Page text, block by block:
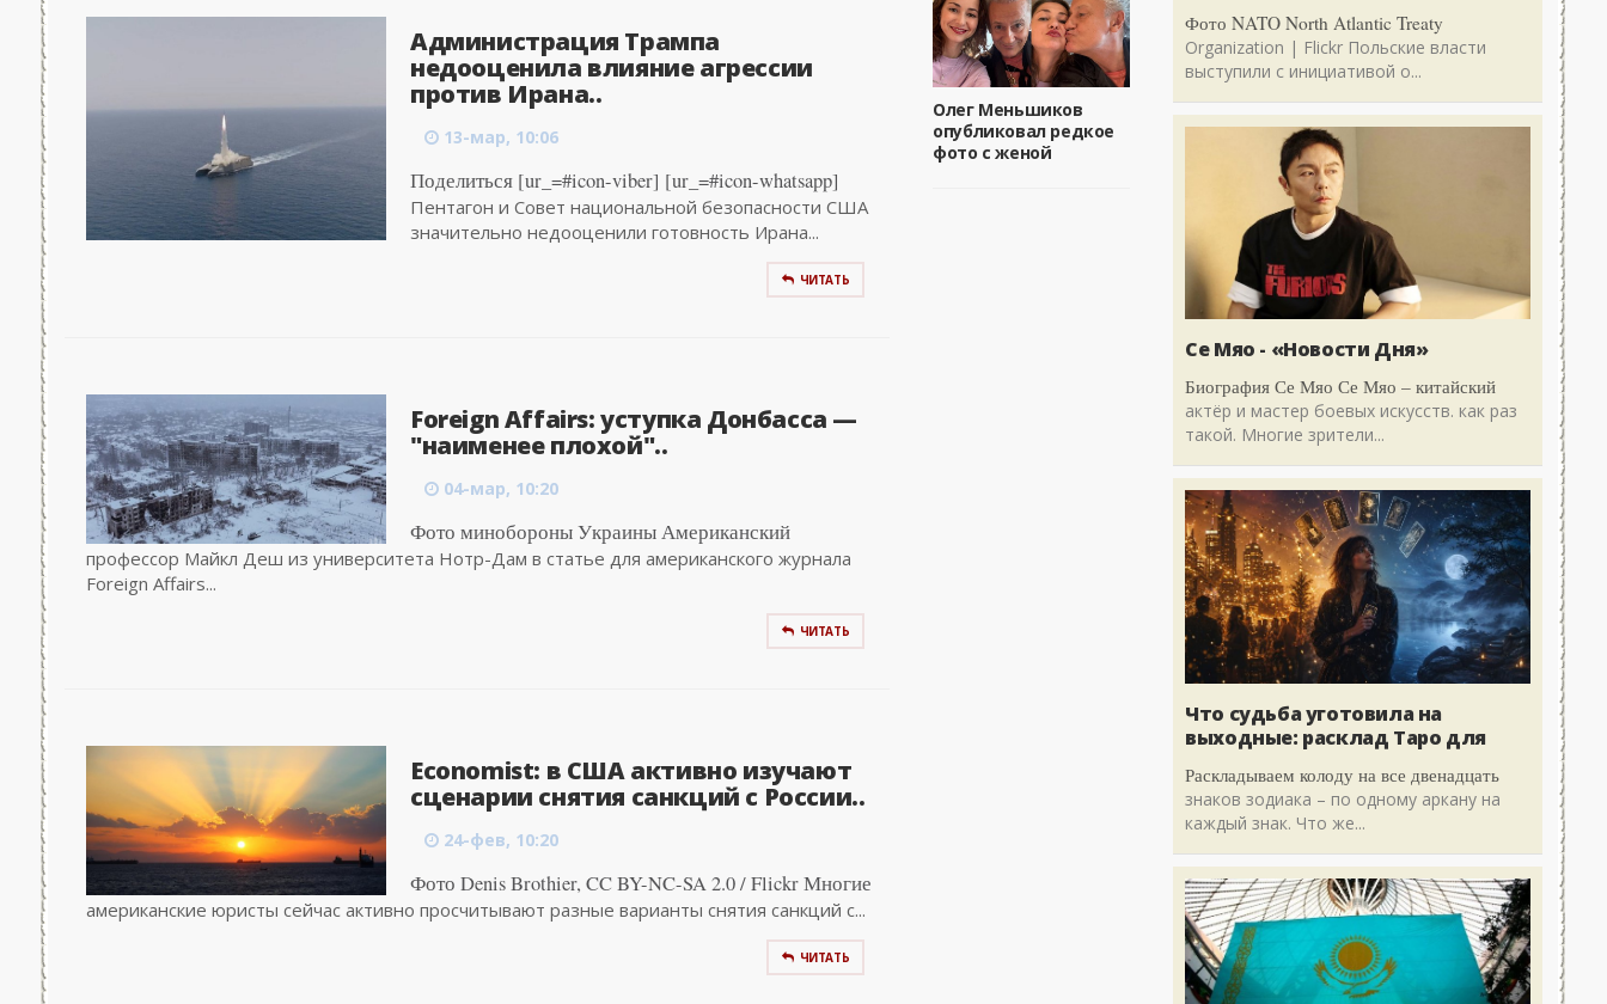
Администрация Трампа
недооценила влияние агрессии
против Ирана..
13-мар, 10:06
Поделиться [ur_=#icon-viber] [ur_=#icon-whatsapp]
Пентагон и Совет национальной безопасности США
значительно недооценили готовность Ирана...
ЧИТАТЬ
Foreign Affairs: уступка Донбасса —
"наименее плохой"..
04-мар, 10:20
Фото минобороны Украины Американский
профессор Майкл Деш из университета Нотр-Дам в статье для американского журнала
Foreign Affairs...
ЧИТАТЬ
Economist: в США активно изучают
сценарии снятия санкций с России..
24-фев, 10:20
Фото Denis Brothier, CC BY-NC-SA 2.0 / Flickr Многие
американские юристы сейчас активно просчитывают разные варианты снятия санкций с...
ЧИТАТЬ
Олег Меньшиков
опубликовал редкое
фото с женой
Фото NATO North Atlantic Treaty
Organization | Flickr Польские власти
выступили с инициативой о...
Се Мяо - «Новости Дня»
Биография Се Мяо Се Мяо – китайский
актёр и мастер боевых искусств. как раз
такой. Многие зрители...
Что судьба уготовила на
выходные: расклад Таро для
Раскладываем колоду на все двенадцать
знаков зодиака – по одному аркану на
каждый знак. Что же...